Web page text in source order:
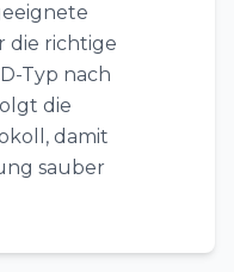
die richtige
Typ nach
die
damit
sauber